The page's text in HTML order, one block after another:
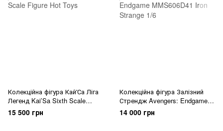
Колекційна фігура Кай'Са Ліга
Легенд Kai’Sa Sixth Scale
Figure Hot Toys
15 500 грн
Колекційна фігура Залізний
Стрендж Avengers: Endgame
MMS606D41 Iron Strange 1/6
14 000 грн